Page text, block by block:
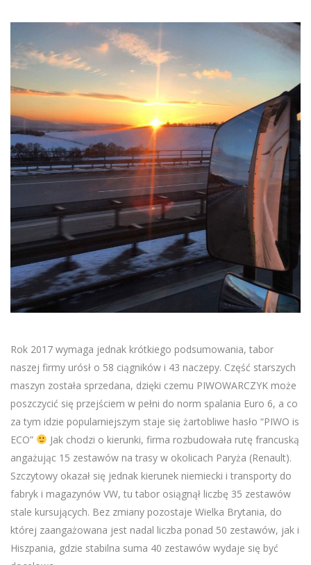
Rok 2017 wymaga jednak krótkiego podsumowania, tabor
naszej firmy urósł o 58 ciągników i 43 naczepy. Część starszych
maszyn została sprzedana, dzięki czemu PIWOWARCZYK może
poszczycić się przejściem w pełni do norm spalania Euro 6, a co
za tym idzie popularniejszym staje się żartobliwe hasło “PIWO is
ECO”
Jak chodzi o kierunki, firma rozbudowała rutę francuską
angażując 15 zestawów na trasy w okolicach Paryża (Renault).
Szczytowy okazał się jednak kierunek niemiecki i transporty do
fabryk i magazynów VW, tu tabor osiągnął liczbę 35 zestawów
stale kursujących. Bez zmiany pozostaje Wielka Brytania, do
której zaangażowana jest nadal liczba ponad 50 zestawów, jak i
Hiszpania, gdzie stabilna suma 40 zestawów wydaje się być